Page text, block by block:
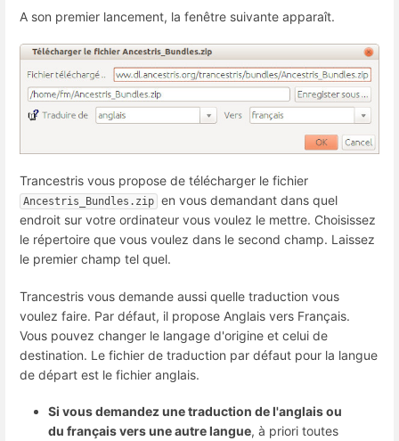
A son premier lancement, la fenêtre suivante apparaît.
Trancestris vous propose de télécharger le fichier
Ancestris_Bundles.zip en vous demandant dans quel
endroit sur votre ordinateur vous voulez le mettre. Choisissez
le répertoire que vous voulez dans le second champ. Laissez
le premier champ tel quel.
Trancestris vous demande aussi quelle traduction vous
voulez faire. Par défaut, il propose Anglais vers Français.
Vous pouvez changer le langage d'origine et celui de
destination. Le fichier de traduction par défaut pour la langue
de départ est le fichier anglais.
Si vous demandez une traduction de l'anglais ou
du français vers une autre langue, à priori toutes